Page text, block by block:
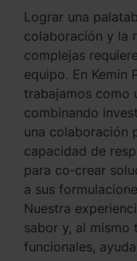
Lograr una
colaboración y la
complejas
equipo. En Kemin
trabajamos como
combinando
una colaboración
capacidad de
para co‑crear
a sus
Nuestra
sabor y, al
funcionales,